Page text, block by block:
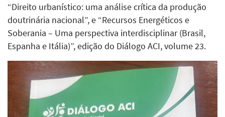
“Direito urbanístico: uma análise crítica da produção
doutrinária nacional”, e “Recursos Energéticos e
Soberania – Uma perspectiva interdisciplinar (Brasil,
Espanha e Itália)”, edição do Diálogo ACI, volume 23.